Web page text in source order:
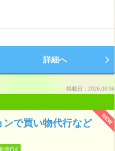
詳細へ
掲載日：2026.08.06
NEW
ンで買い物代行など
接OK